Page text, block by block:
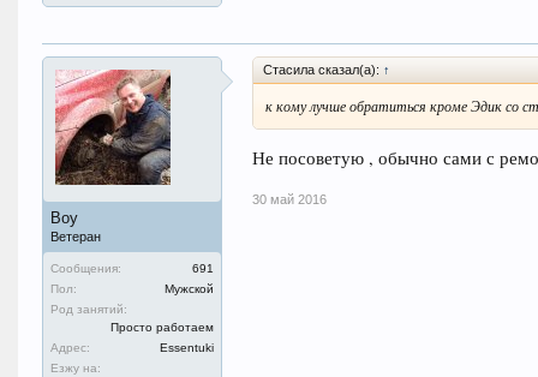
Boy
Ветеран
Сообщения:
691
Пол:
Мужской
Род занятий:
Просто работаем
Адрес:
Essentuki
Езжу на:
Стасила сказал(а): ↑
к кому лучше обратиться кроме Эдик со
Не посоветую , обычно сами с
30 май 2016